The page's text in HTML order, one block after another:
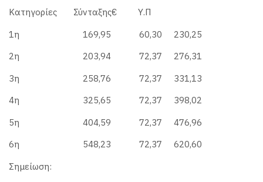
Κατηγορίες Σύνταξης€ Υ.Π
1η 169,95 60,30 230,25
2η 203,94 72,37 276,31
3η 258,76 72,37 331,13
4η 325,65 72,37 398,02
5η 404,59 72,37 476,96
6η 548,23 72,37 620,60
Σημείωση: